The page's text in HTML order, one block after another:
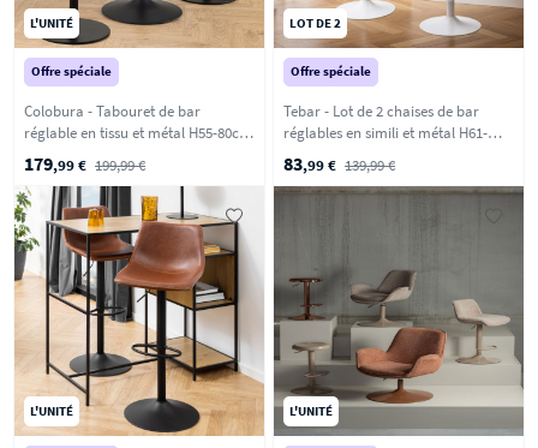
L'UNITÉ
Offre spéciale
Colobura - Tabouret de bar
réglable en tissu et métal H55-80cm
- Gris
179,99 € 199,99 €
LOT DE 2
Offre spéciale
Tebar - Lot de 2 chaises de bar
réglables en simili et métal H61-
83,99 € 139,99 €
L'UNITÉ L'UNITÉ